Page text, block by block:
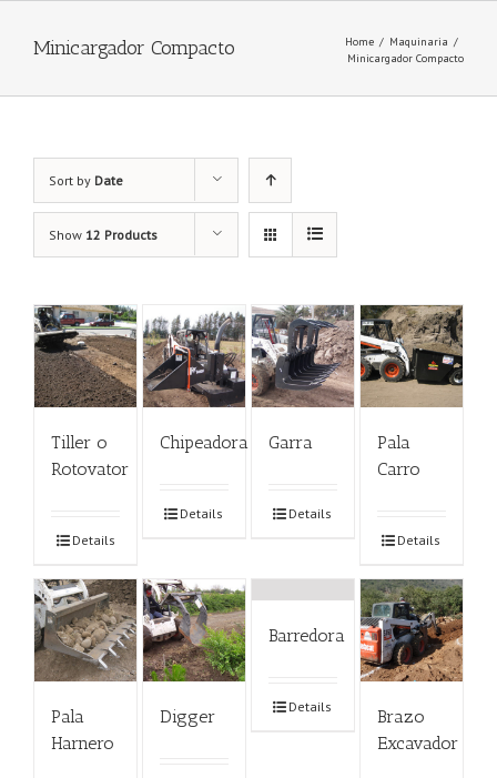
Minicargador Compacto Home / Maquinaria /
Minicargador Compacto
Sort by Date
Show 12 Products
Tiller o
Rotovator
Details
Chipeadora
Details
Garra
Details
Pala
Carro
Details
Pala
Harnero
Digger
Barredora
Details
Brazo
Excavador